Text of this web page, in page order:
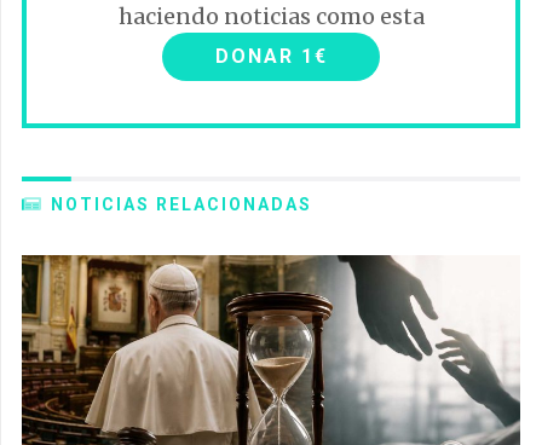
haciendo noticias como esta
DONAR 1€
NOTICIAS RELACIONADAS